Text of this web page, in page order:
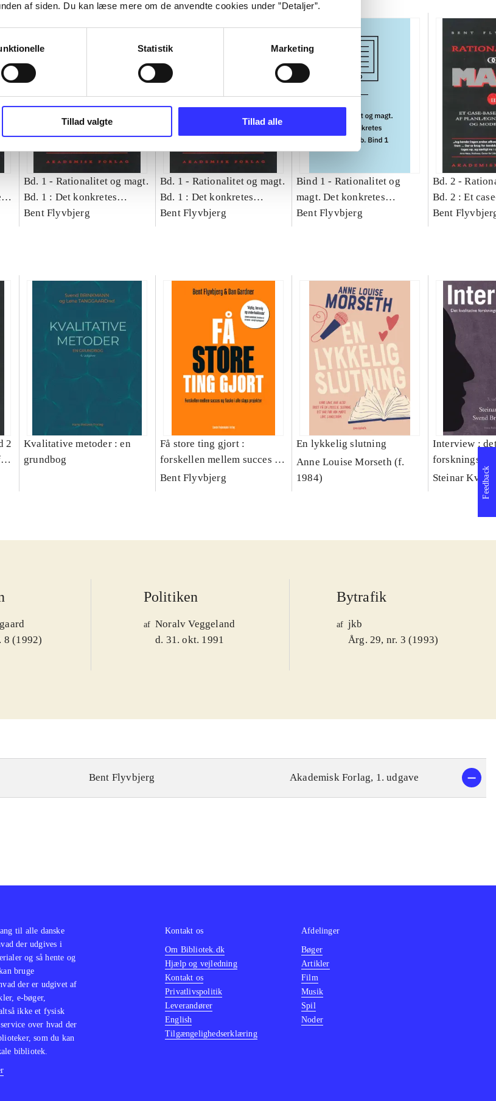
af siden. Du kan læse mere om de anvendte cookies under ”Detaljer”.
Statistik Marketing
Tillad valgte Tillad alle
Bd. 1 - Rationalitet og magt.
Bd. 1 : Det konkretes
videnskab
Bent Flyvbjerg
Bd. 1 - Rationalitet og magt.
Bd. 1 : Det konkretes
videnskab
Bent Flyvbjerg
Bind 1 - Rationalitet og
magt. Det konkretes
videnskab. Bind 1
Bent Flyvbjerg
Bd. 2 -
Bd. 2 : Et
studie af
Bent
2
Kvalitative metoder : en
grundbog
Få store ting gjort :
forskellen mellem succes og
fiasko i alle slags projekter
Bent Flyvbjerg
En lykkelig slutning
Anne Louise Morseth (f.
1984)
Interview :
håndværk
Steinar Kvale
8 (1992)
Politiken
af Noralv Veggeland
d. 31. okt. 1991
Bytrafik
af jkb
Årg. 29, nr. 3 (1993)
Bent Flyvbjerg Akademisk Forlag, 1. udgave
Feedback
til alle danske
der udgives i
og så hente og
bruge
der er udgivet af
e-bøger,
ikke et fysisk
over hvad der
som du kan
bibliotek.
Kontakt os
Om Bibliotek.dk
Hjælp og vejledning
Kontakt os
Privatlivspolitik
Leverandører
English
Tilgængelighedserklæring
Afdelinger
Bøger
Artikler
Film
Musik
Spil
Noder